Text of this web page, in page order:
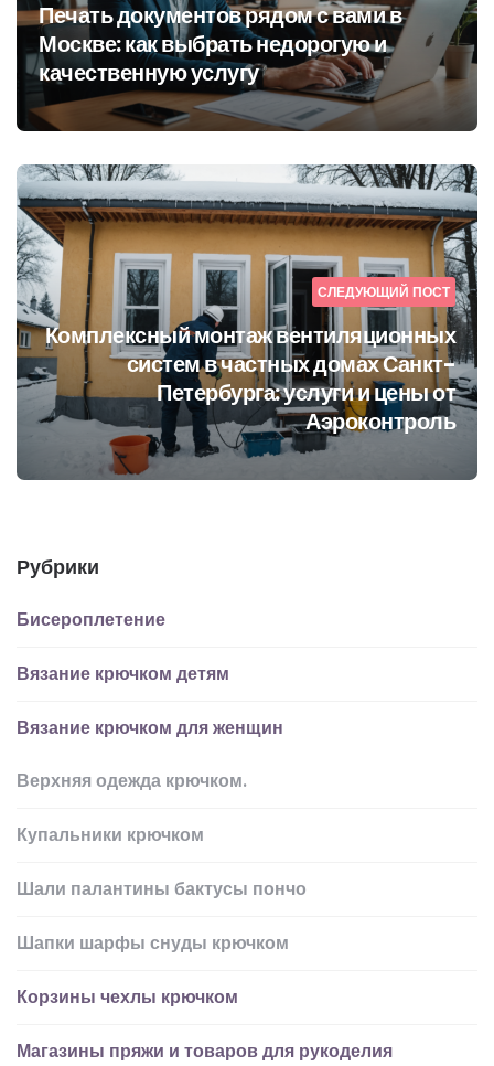
Печать документов рядом с вами в
Москве: как выбрать недорогую и
качественную услугу
СЛЕДУЮЩИЙ ПОСТ
Комплексный монтаж вентиляционных
систем в частных домах Санкт-
Петербурга: услуги и цены от
Аэроконтроль
Рубрики
Бисероплетение
Вязание крючком детям
Вязание крючком для женщин
Верхняя одежда крючком.
Купальники крючком
Шали палантины бактусы пончо
Шапки шарфы снуды крючком
Корзины чехлы крючком
Магазины пряжи и товаров для рукоделия